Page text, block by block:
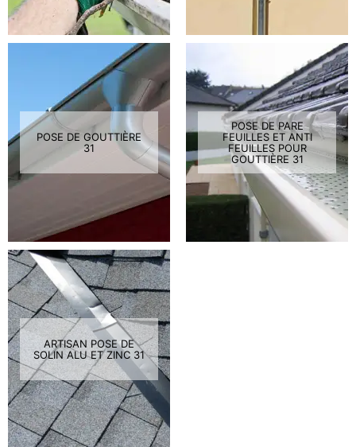
POSE DE GOUTTIÈRE
31
POSE DE PARE
FEUILLES ET ANTI
FEUILLES POUR
GOUTTIÈRE 31
ARTISAN POSE DE
SOLIN ALU ET ZINC 31